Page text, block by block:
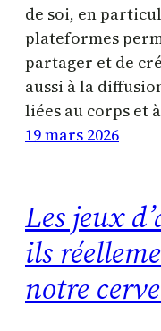
de soi, en
plateformes
partager et de
aussi à la
liées au corps et
19 mars 2026
Les jeux
ils
notre